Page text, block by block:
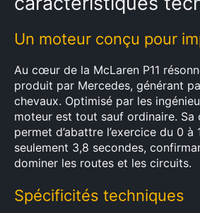
Un moteur conçu pour
Au cœur de la McLaren P11
produit par Mercedes, générant
chevaux. Optimisé par les
moteur est tout sauf ordinaire. Sa
permet d’abattre l’exercice du 0 à
seulement 3,8 secondes,
dominer les routes et les circuits.
Spécificités techniques